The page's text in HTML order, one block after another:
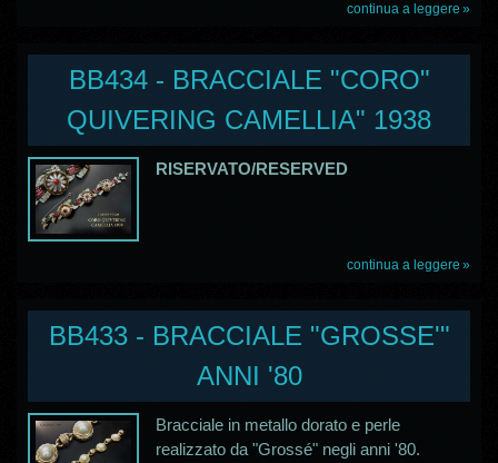
continua a leggere
BB434 - BRACCIALE "CORO"
QUIVERING CAMELLIA" 1938
RISERVATO/RESERVED
continua a leggere
BB433 - BRACCIALE "GROSSE'"
ANNI '80
Bracciale in metallo dorato e perle
realizzato da "Grossé" negli anni '80.